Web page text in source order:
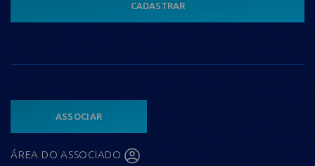
CADASTRAR
ASSOCIAR
ÁREA DO ASSOCIADO